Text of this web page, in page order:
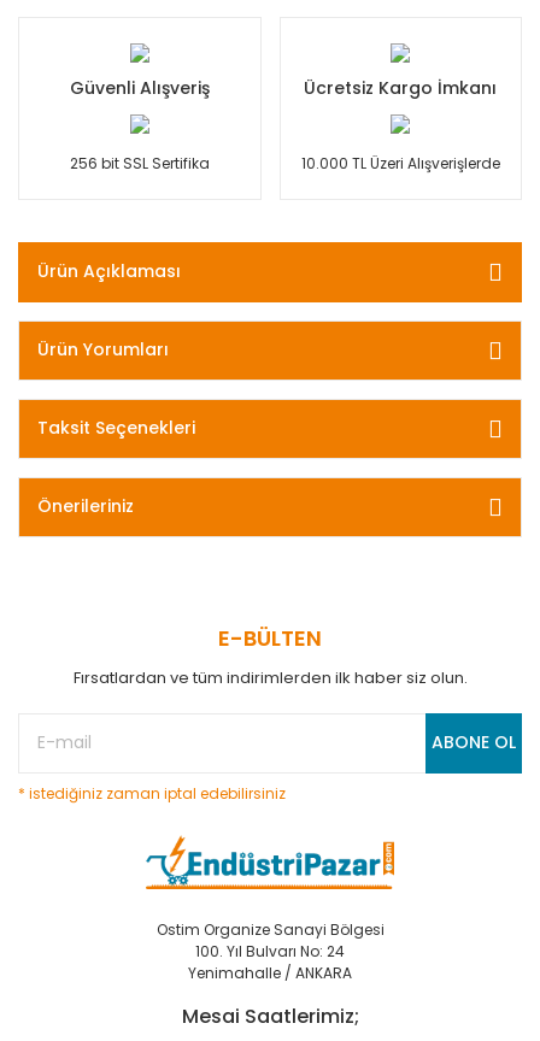
Güvenli Alışveriş
256 bit SSL Sertifika
Ücretsiz Kargo İmkanı
10.000 TL Üzeri Alışverişlerde
Ürün Açıklaması
Ürün Yorumları
Taksit Seçenekleri
Önerileriniz
E-BÜLTEN
Fırsatlardan ve tüm indirimlerden ilk haber siz olun.
ABONE OL
* istediğiniz zaman iptal edebilirsiniz
Ostim Organize Sanayi Bölgesi
100. Yıl Bulvarı No: 24
Yenimahalle / ANKARA
Mesai Saatlerimiz;